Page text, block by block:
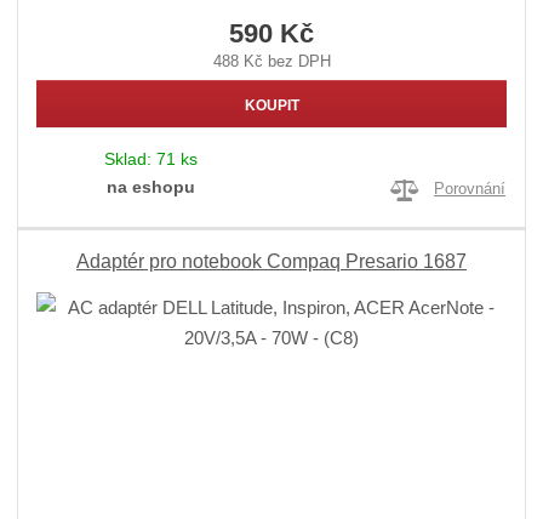
590 Kč
488 Kč bez DPH
KOUPIT
Sklad: 71 ks
na eshopu
Porovnání
Adaptér pro notebook Compaq Presario 1687